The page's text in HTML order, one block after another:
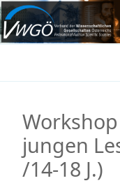
Zum
Inhalt
springenVWGÖ
Federation of Austrian
Workshop
jungen
/14-18 J.)